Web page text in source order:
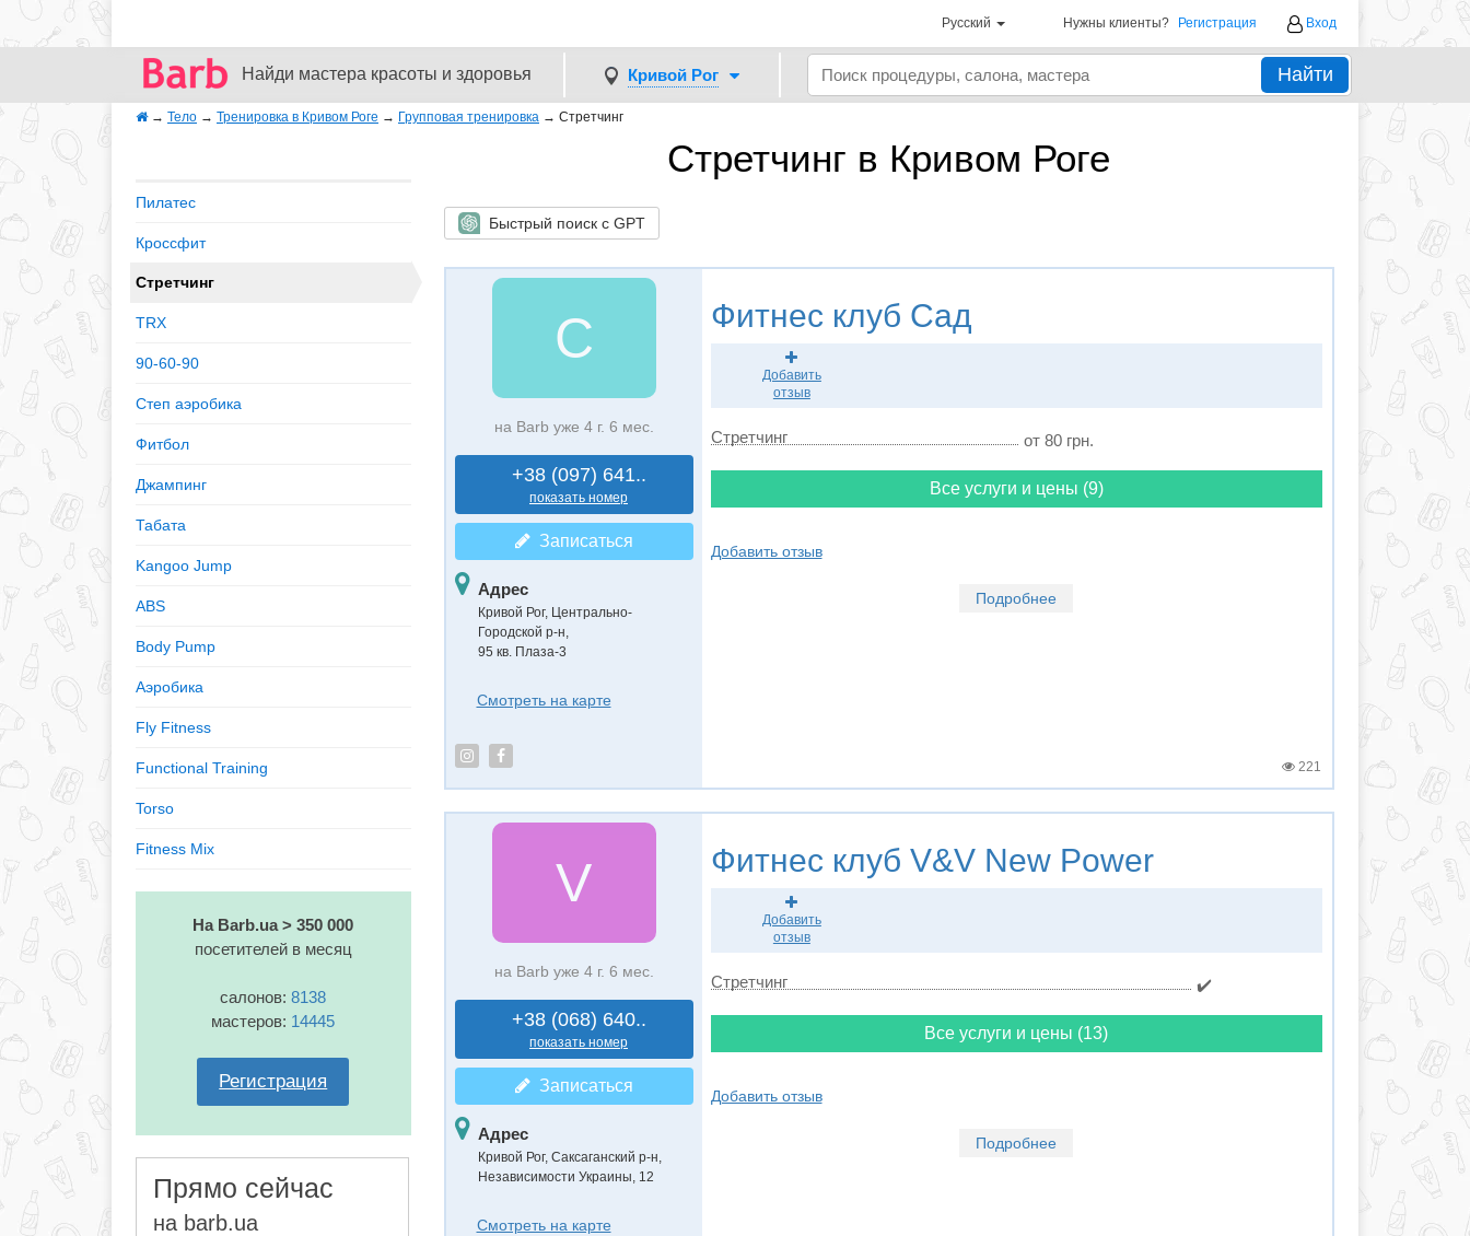
Русский Нужны клиенты? Регистрация Вход
Найди мастера красоты и здоровья Кривой Рог Найти
→ Тело → Тренировка в Кривом Роге → Групповая тренировка → Стретчинг
Стретчинг в Кривом Роге
Быстрый поиск с GPT
Пилатес
Кроссфит
Стретчинг
TRX
90-60-90
Степ аэробика
Фитбол
Джампинг
Табата
Kangoo Jump
ABS
Body Pump
Аэробика
Fly Fitness
Functional Training
Torso
Fitness Mix
На Barb.ua > 350 000
посетителей в месяц
салонов:8138
мастеров: 14445
Регистрация
Прямо сейчас
на barb.ua
С
на Barb уже 4 г. 6 мес.
+38 (097) 641..
показать номер
Записаться
Адрес
Кривой Рог, Центрально-
Городской р-н,
95 кв. Плаза-3
Смотреть на карте
Фитнес клуб Сад
Добавить
отзыв
Стретчинг от 80 грн.
Все услуги и цены (9)
Добавить отзыв
Подробнее
221
V
на Barb уже 4 г. 6 мес.
+38 (068) 640..
показать номер
Записаться
Адрес
Кривой Рог, Саксаганский р-н,
Независимости Украины, 12
Смотреть на карте
Фитнес клуб V&V New Power
Добавить
отзыв
Стретчинг ✔️
Все услуги и цены (13)
Добавить отзыв
Подробнее